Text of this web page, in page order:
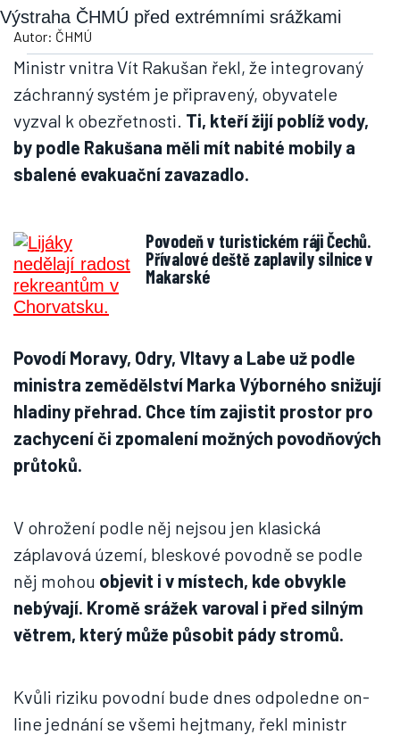
Výstraha ČHMÚ před extrémními srážkami
Autor: ČHMÚ
Ministr vnitra Vít Rakušan řekl, že integrovaný
záchranný systém je připravený, obyvatele
vyzval k obezřetnosti. Ti, kteří žijí poblíž vody,
by podle Rakušana měli mít nabité mobily a
sbalené evakuační zavazadlo.
Povodeň v turistickém ráji Čechů.
Přívalové deště zaplavily silnice v
Makarské
Povodí Moravy, Odry, Vltavy a Labe už podle
ministra zemědělství Marka Výborného snižují
hladiny přehrad. Chce tím zajistit prostor pro
zachycení či zpomalení možných povodňových
průtoků.
V ohrožení podle něj nejsou jen klasická
záplavová území, bleskové povodně se podle
něj mohou objevit i v místech, kde obvykle
nebývají. Kromě srážek varoval i před silným
větrem, který může působit pády stromů.
Kvůli riziku povodní bude dnes odpoledne on-
line jednání se všemi hejtmany, řekl ministr